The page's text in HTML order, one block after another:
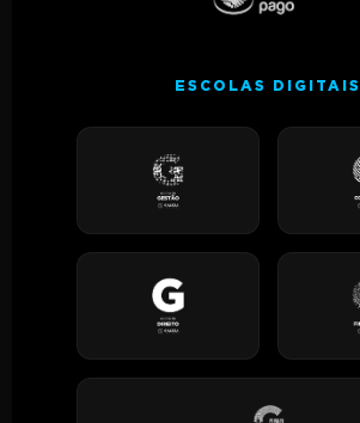
ESCOLAS DIGITAIS